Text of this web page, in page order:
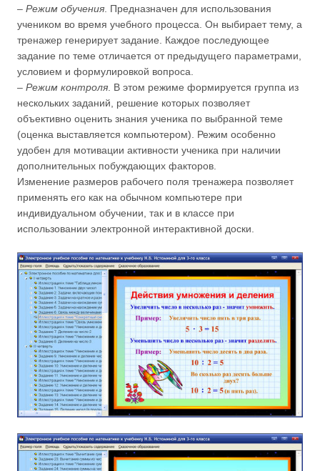
– Режим обучения . Предназначен для использования
учеником во время учебного процесса. Он выбирает тему, а
тренажер генерирует задание. Каждое последующее
задание по теме отличается от предыдущего параметрами,
условием и формулировкой вопроса.
– Режим контроля . В этом режиме формируется группа из
нескольких заданий, решение которых позволяет
объективно оценить знания ученика по выбранной теме
(оценка выставляется компьютером). Режим особенно
удобен для мотивации активности ученика при наличии
дополнительных побуждающих факторов.
Изменение размеров рабочего поля тренажера позволяет
применять его как на обычном компьютере при
индивидуальном обучении, так и в классе при
использовании электронной интерактивной доски.